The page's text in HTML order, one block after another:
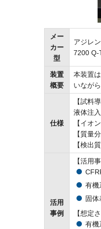
メー
カー
型
アジレ
7200 Q-
装置
概要
本装置
いなが
仕様
【試料
液体注
【イオ
【質量
【検出
活用
事例
【活用
有機
固
【想定
有機